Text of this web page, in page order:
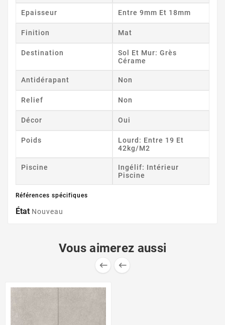
Epaisseur Entre 9mm Et 18mm
Finition Mat
Destination
Sol Et Mur: Grès
Cérame
Antidérapant Non
Relief Non
Décor Oui
Poids
Lourd: Entre 19 Et
42kg/m2
Piscine
Ingélif: Intérieur
Piscine
Références spécifiques
État Nouveau
Vous aimerez aussi
 